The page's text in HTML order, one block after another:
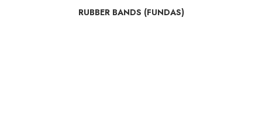
SELECCIONAR OPCIONES
RUBBER BANDS (FUNDAS)